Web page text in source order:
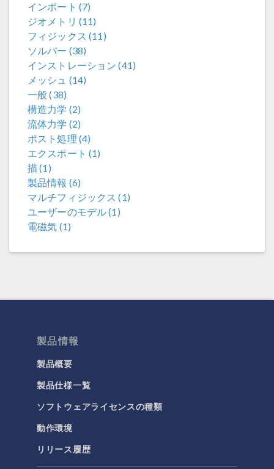
インポート (7)
ジオメトリ (11)
フィジックス (11)
ソルバー (38)
インストレーション (41)
メッシュ (14)
一般 (38)
構造力学 (2)
流体力学 (2)
ポスト処理 (4)
エクスポート (1)
描 (1)
製品情報 (6)
マルチフィジックス (1)
ユーザーのモデル (1)
電磁気 (1)
製品情報
製品概要
製品仕様一覧
ソフトウェアライセンスの種類
動作環境
リリース履歴